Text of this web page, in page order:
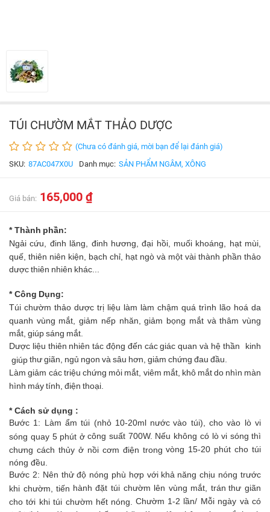
TÚI CHƯỜM MẮT THẢO DƯỢC
(Chưa có đánh giá, mời bạn để lại đánh giá)
SKU: 87AC047X0U Danh mục: SẢN PHẨM NGÂM, XÔNG
Giá bán: 165,000 ₫
* Thành phần:
Ngải cứu, đinh lăng, đinh hương, đại hồi, muối khoáng, hạt mùi,
quế, thiên niên kiện, bạch chỉ, hạt ngò và một vài thành phần thảo
dượcthiên nhiên khác...
* Công Dụng:
Túi chườm thảo dược trị liệu làm làm chậm quá trình lão hoá da
quanh vùng mắt, giảm nếp nhăn, giảm bọng mắt và thâm vùng
mắt, giúpsáng mắt.
Dược liệu thiên nhiên tác động đến các giác quan và hệ thần kinh
giúp thưgiãn, ngủ ngon và sâu hơn, giảm chứng đau đầu.
Làm giảm các triệu chứng mỏi mắt, viêm mắt, khô mắt do nhìn màn
hình máytính, điện thoại.
* Cách sử dụng :
Bước 1: Làm ẩm túi (nhỏ 10-20ml nước vào túi), cho vào lò vi
sóng quay 5 phút ở công suất 700W. Nếu không có lò vi sóng thì
chưng cách thủy ở nồi cơm điện trong vòng 15-20 phút cho túi
nóng đều.
Bước 2: Nên thử độ nóng phù hợp với khả năng chịu nóng trước
khi chườm, tiến hành đặt túi chườm lên vùng mắt, trán thư giãn
cho tới khi túi chườm hết nóng. Chườm 1-2 lần/ Mỗi ngày và có